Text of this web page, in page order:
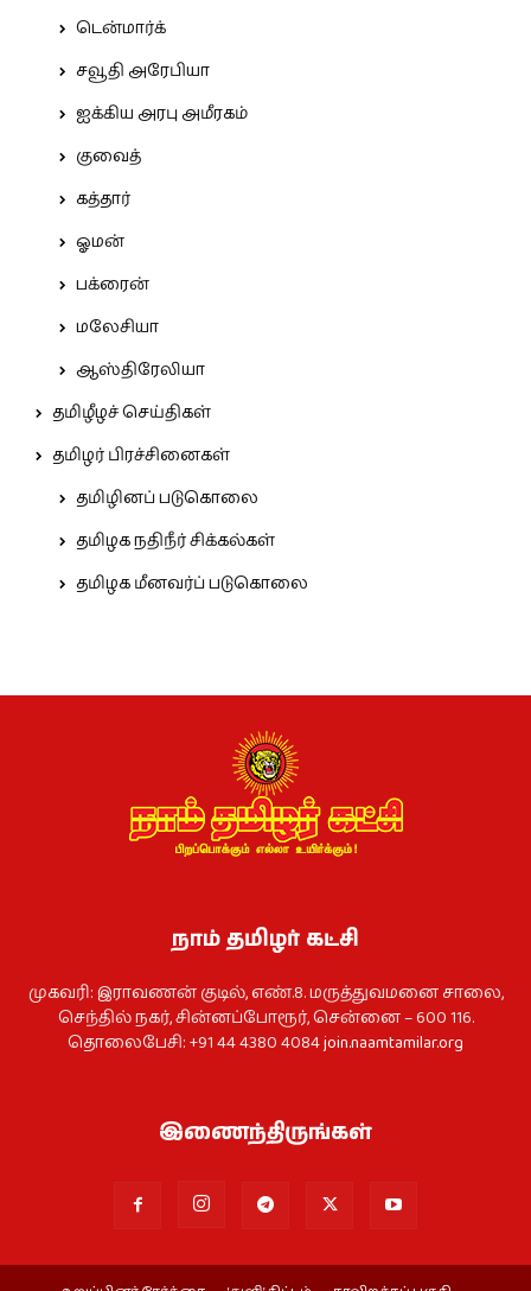
டென்மார்க்
சவூதி அரேபியா
ஐக்கிய அரபு அமீரகம்
குவைத்
கத்தார்
ஓமன்
பக்ரைன்
மலேசியா
ஆஸ்திரேலியா
தமிழீழச் செய்திகள்
தமிழர் பிரச்சினைகள்
தமிழினப் படுகொலை
தமிழக நதிநீர் சிக்கல்கள்
தமிழக மீனவர்ப் படுகொலை
நாம் தமிழர் கட்சி
முகவரி: இராவணன் குடில், எண்.8. மருத்துவமனை சாலை,
செந்தில் நகர், சின்னப்போரூர், சென்னை – 600 116.
தொலைபேசி: +91 44 4380 4084join.naamtamilar.org
இணைந்திருங்கள்